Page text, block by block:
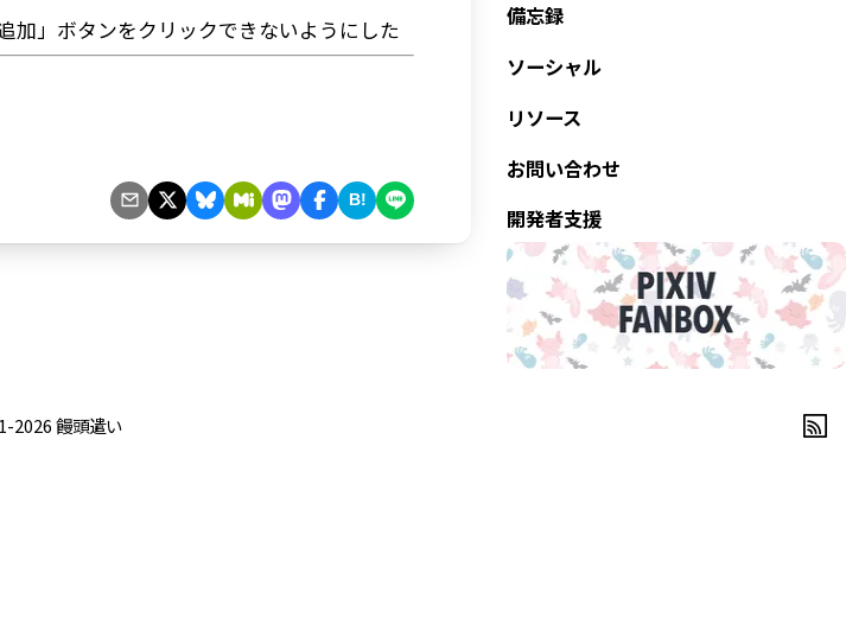
加」ボタンをクリックできないようにした
B!
備忘録
ソーシャル
リソース
お問い合わせ
開発者支援
2026饅頭遣い